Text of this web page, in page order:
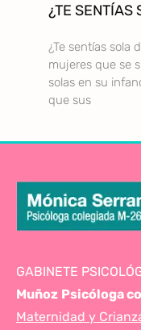
¿TE SENTÍAS
¿Te sentías sola
mujeres que se
solas en su
que sus
GABINETE
Muñoz Psicóloga
Maternidad y